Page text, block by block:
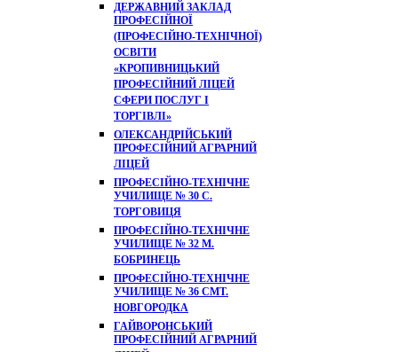
ДЕРЖАВНИЙ ЗАКЛАД
ПРОФЕСІЙНОЇ
(ПРОФЕСІЙНО-ТЕХНІЧНОЇ)
ОСВІТИ
«КРОПИВНИЦЬКИЙ
ПРОФЕСІЙНИЙ ЛІЦЕЙ
СФЕРИ ПОСЛУГ І
ТОРГІВЛІ»
ОЛЕКСАНДРІЙСЬКИЙ
ПРОФЕСІЙНИЙ АГРАРНИЙ
ЛІЦЕЙ
ПРОФЕСІЙНО-ТЕХНІЧНЕ
УЧИЛИЩЕ № 30 С.
ТОРГОВИЦЯ
ПРОФЕСІЙНО-ТЕХНІЧНЕ
УЧИЛИЩЕ № 32 М.
БОБРИНЕЦЬ
ПРОФЕСІЙНО-ТЕХНІЧНЕ
УЧИЛИЩЕ № 36 СМТ.
НОВГОРОДКА
ГАЙВОРОНСЬКИЙ
ПРОФЕСІЙНИЙ АГРАРНИЙ